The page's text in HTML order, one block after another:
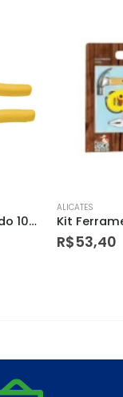
Kit Ferramentas 6pçs 43408/431 Tramontina
ALICATES
R$71,30